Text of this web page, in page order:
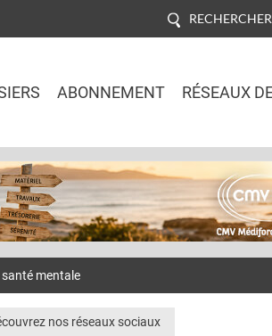
RECHERCHER
ABONNEMENT RÉSEAUX
mentale
nos réseaux sociaux